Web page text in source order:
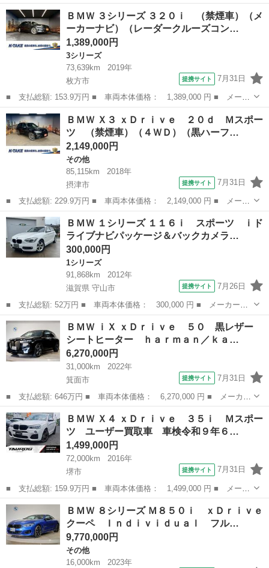
ー名： ＢＭＷ ■ 車種名： Ｘ２ ■ グレード名： ｘＤｒｉｖ
ｅ １８ｄ ＭスポーツＸ ハイラインパック アドバンスドＰＫ
Ｇ ＡＣＣ ...
大阪 箕面市
ＢＭＷ ３シリーズ ３２０ｉ （禁煙車）（メ
ーカーナビ）（レーダークルーズコン…
1,389,000円
3シリーズ
73,639km
2019年
枚方市
提携サイト 7月31日
■ 支払総額: 153.9万円 ■ 車両本体価格： 1,389,000 円 ■ メーカ
ー名： ＢＭＷ ■ 車種名： ３シリーズ ■ グレード名： ３２０
ｉ （禁煙車）（メーカーナビ）（レーダークルーズコントロール）
（クリア...
大阪 枚方市
ＢＭＷ Ｘ３ ｘＤｒｉｖｅ ２０ｄ Ｍスポー
ツ （禁煙車）（４ＷＤ）（黒ハーフ…
2,149,000円
その他
85,115km
2018年
摂津市
提携サイト 7月31日
■ 支払総額: 229.9万円 ■ 車両本体価格： 2,149,000 円 ■ メーカ
ー名： ＢＭＷ ■ 車種名： Ｘ３ ■ グレード名： ｘＤｒｉｖ
ｅ ２０ｄ Ｍスポーツ （禁煙車）（４ＷＤ）（黒ハーフレザー）
（メーカー...
大阪 摂津市 その他
ＢＭＷ １シリーズ １１６ｉ スポーツ ｉド
ライブナビパッケージ＆バックカメラ…
300,000円
1シリーズ
91,868km
2012年
滋賀県 守山市
提携サイト 7月26日
■ 支払総額: 52万円 ■ 車両本体価格： 300,000 円 ■ メーカー
名： ＢＭＷ ■ 車種名： １シリーズ ■ グレード名： １１６
ｉ スポーツ ｉドライブナビパッケージ＆バックカメラ スポーツ
シート ＥＴＣ プ...
滋賀 守山市
ＢＭＷ ｉＸ ｘＤｒｉｖｅ ５０ 黒レザー
シートヒーター ｈａｒｍａｎ／ｋａ…
6,270,000円
31,000km
2022年
箕面市
提携サイト 7月31日
■ 支払総額: 646万円 ■ 車両本体価格： 6,270,000 円 ■ メーカー
名： ＢＭＷ ■ 車種名： ｉＸ ■ グレード名： ｘＤｒｉｖｅ
５０ 黒レザー シートヒーター ｈａｒｍａｎ／ｋａｒｄｏｎサウ
ンドシステ...
大阪 箕面市
ＢＭＷ Ｘ４ ｘＤｒｉｖｅ ３５ｉ Ｍスポー
ツ ユーザー買取車 車検令和９年６…
1,499,000円
72,000km
2016年
堺市
提携サイト 7月31日
■ 支払総額: 159.9万円 ■ 車両本体価格： 1,499,000 円 ■ メーカ
ー名： ＢＭＷ ■ 車種名： Ｘ４ ■ グレード名： ｘＤｒｉｖ
ｅ ３５ｉ Ｍスポーツ ユーザー買取車 車検令和９年６月 レザ
ーシート ...
大阪 堺市
ＢＭＷ ８シリーズ Ｍ８５０ｉ ｘＤｒｉｖｅ
クーペ Ｉｎｄｉｖｉｄｕａｌ フル…
9,770,000円
その他
16,000km
2023年